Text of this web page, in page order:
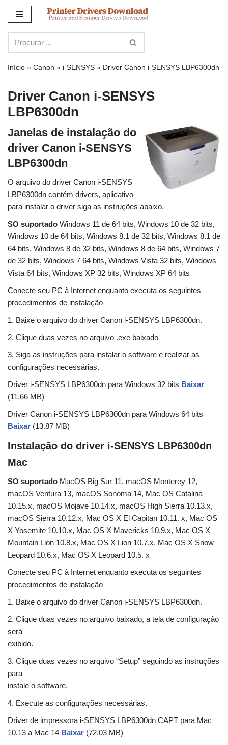
para
o
conteúdo
Início » Canon » i-SENSYS » Driver Canon i-SENSYS LBP6300dn
Driver Canon i-SENSYS
LBP6300dn
Janelas de instalação do
driver Canon i-SENSYS
LBP6300dn
O arquivo do driver Canon i-SENSYS
LBP6300dn contém drivers, aplicativo
para instalar o driver siga as instruções abaixo.
SO suportado Windows 11 de 64 bits, Windows 10 de 32 bits,
Windows 10 de 64 bits, Windows 8.1 de 32 bits, Windows 8.1 de
64 bits, Windows 8 de 32 bits, Windows 8 de 64 bits, Windows 7
de 32 bits, Windows 7 64 bits, Windows Vista 32 bits, Windows
Vista 64 bits, Windows XP 32 bits, Windows XP 64 bits
Conecte seu PC à Internet enquanto executa os seguintes
procedimentos de instalação
1. Baixe o arquivo do driver Canon i-SENSYS LBP6300dn.
2. Clique duas vezes no arquivo .exe baixado
3. Siga as instruções para instalar o software e realizar as
configurações necessárias.
Driver i-SENSYS LBP6300dn para Windows 32 bits Baixar
(11.66 MB)
Driver Canon i-SENSYS LBP6300dn para Windows 64 bits
Baixar (13.87 MB)
Instalação do driver i-SENSYS LBP6300dn
Mac
SO suportado MacOS Big Sur 11, macOS Monterey 12,
macOS Ventura 13, macOS Sonoma 14, Mac OS Catalina
10.15.x, macOS Mojave 10.14.x, macOS High Sierra 10.13.x,
macOS Sierra 10.12.x, Mac OS X El Capitan 10.11. x, Mac OS
X Yosemite 10.10.x, Mac OS X Mavericks 10.9.x, Mac OS X
Mountain Lion 10.8.x, Mac OS X Lion 10.7.x, Mac OS X Snow
Leopard 10.6.x, Mac OS X Leopard 10.5. x
Conecte seu PC à Internet enquanto executa os seguintes
procedimentos de instalação
1. Baixe o arquivo do driver Canon i-SENSYS LBP6300dn.
2. Clique duas vezes no arquivo baixado, a tela de configuração
será
exibido.
3. Clique duas vezes no arquivo “Setup” seguindo as instruções
para
instale o software.
4. Execute as configurações necessárias.
Driver de impressora i-SENSYS LBP6300dn CAPT para Mac
10.13 a Mac 14 Baixar (72.03 MB)